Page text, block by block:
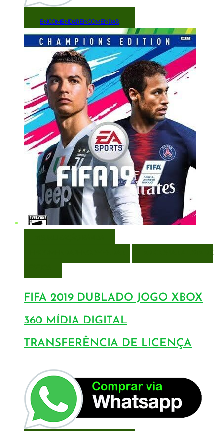
ENCOMENDARENCOMENDAR
FIFA 2019 DUBLADO JOGO XBOX
360 MÍDIA DIGITAL
TRANSFERÊNCIA DE LICENÇA